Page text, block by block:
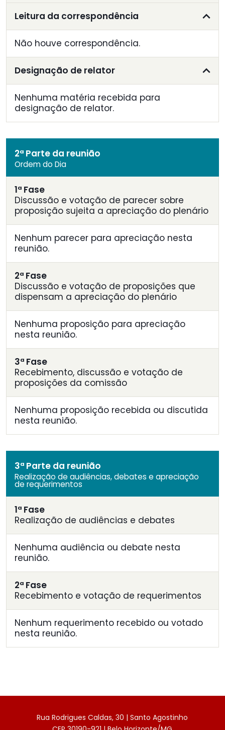
Leitura da correspondência
Não houve correspondência.
Designação de relator
Nenhuma matéria recebida para
designação de relator.
2ª Parte da reunião
Ordem do Dia
1ª Fase
Discussão e votação de parecer sobre
proposição sujeita a apreciação do plenário
Nenhum parecer para apreciação nesta
reunião.
2ª Fase
Discussão e votação de proposições que
dispensam a apreciação do plenário
Nenhuma proposição para apreciação
nesta reunião.
3ª Fase
Recebimento, discussão e votação de
proposições da comissão
Nenhuma proposição recebida ou discutida
nesta reunião.
3ª Parte da reunião
Realização de audiências, debates e apreciação
de requerimentos
1ª Fase
Realização de audiências e debates
Nenhuma audiência ou debate nesta
reunião.
2ª Fase
Recebimento e votação de requerimentos
Nenhum requerimento recebido ou votado
nesta reunião.
Rua Rodrigues Caldas, 30 | Santo Agostinho